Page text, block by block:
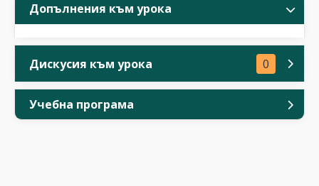
Допълнения към урока
Дискусия към урока 0
Учебна програма